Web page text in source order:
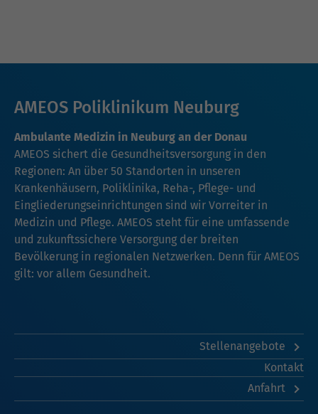
AMEOS Poliklinikum Neuburg
Ambulante Medizin in Neuburg an der Donau
AMEOS sichert die Gesundheitsversorgung in den
Regionen: An über 50 Standorten in unseren
Krankenhäusern, Poliklinika, Reha-, Pflege- und
Eingliederungseinrichtungen sind wir Vorreiter in
Medizin und Pflege. AMEOS steht für eine umfassende
und zukunftssichere Versorgung der breiten
Bevölkerung in regionalen Netzwerken. Denn für AMEOS
gilt: vor allem Gesundheit.
Stellenangebote
Kontakt
Anfahrt